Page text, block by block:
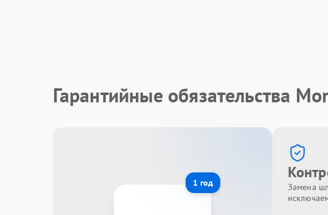
Гарантийные обязательства
1 год
Замена